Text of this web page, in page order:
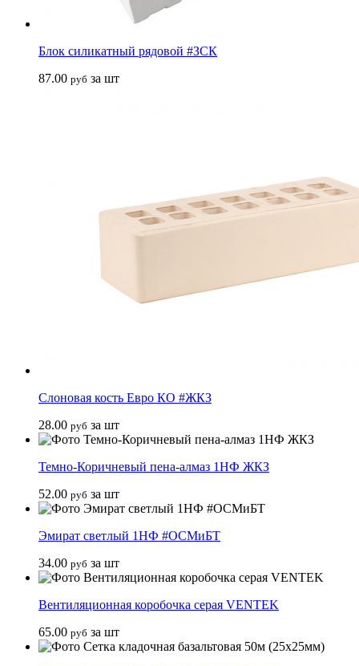
Блок силикатный рядовой #ЗСК
87.00 руб за шт
Слоновая кость Евро КО #ЖКЗ
28.00 руб за шт
Темно-Коричневый пена-алмаз 1НФ ЖКЗ
52.00 руб за шт
Эмират светлый 1НФ #ОСМиБТ
34.00 руб за шт
Вентиляционная коробочка серая VENTEK
65.00 руб за шт